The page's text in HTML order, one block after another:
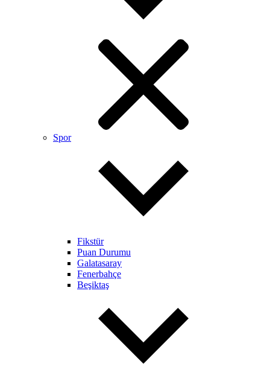
Spor
Fikstür
Puan Durumu
Galatasaray
Fenerbahçe
Beşiktaş